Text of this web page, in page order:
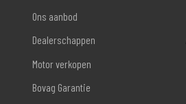
Ons aanbod
Dealerschappen
Motor verkopen
Bovag Garantie